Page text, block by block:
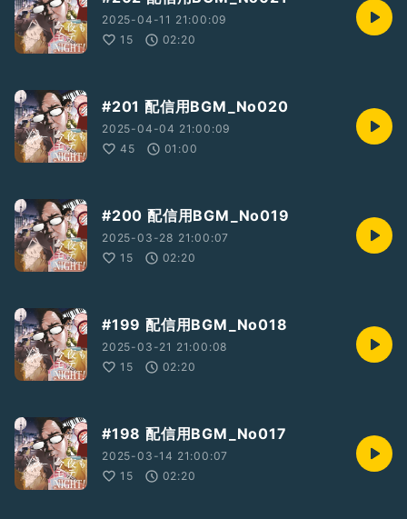
2025-04-11 21:00:09
15
02:20
#201 配信用BGM_No020
2025-04-04 21:00:09
45
01:00
#200 配信用BGM_No019
2025-03-28 21:00:07
15
02:20
#199 配信用BGM_No018
2025-03-21 21:00:08
15
02:20
#198 配信用BGM_No017
2025-03-14 21:00:07
15
02:20